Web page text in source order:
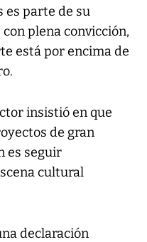
es parte de su
plena convicción,
está por encima de
insistió en que
de gran
es seguir
cultural
declaración